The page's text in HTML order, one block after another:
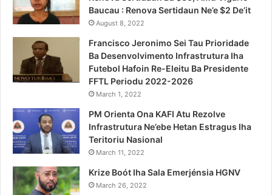
Baucau : Renova Sertidaun Ne’e $2 De’it
August 8, 2022
Francisco Jeronimo Sei Tau Prioridade
Ba Desenvolvimento Infrastrutura Iha
Futebol Hafoin Re-Eleitu Ba Presidente
FFTL Periodu 2022-2026
March 1, 2022
PM Orienta Ona KAFI Atu Rezolve
Infrastrutura Ne’ebe Hetan Estragus Iha
Teritoriu Nasional
March 11, 2022
Krize Boót Iha Sala Emerjénsia HGNV
March 26, 2022